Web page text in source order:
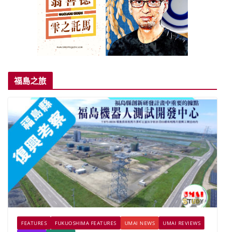
福島之旅
FEATURES FUKUOSHIMA FEATURES UMAI NEWS
UMAI REVIEWS